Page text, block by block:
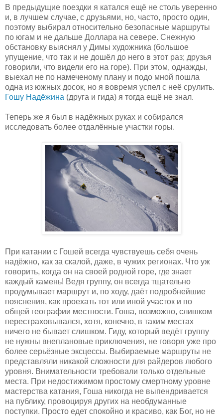
В предыдущие поездки я катался ещё не столь уверенно
и, в лучшем случае, с друзьями, но, часто, просто один,
поэтому выбирал относительно безопасные маршруты
по югам и не дальше Доллара на севере. Снежную
обстановку выяснял у Димы художника (большое
упущение, что так и не дошёл до него в этот раз; друзья
говорили, что видели его на горе). При этом, однажды,
выехал не по намеченому плану и подо мной пошла
одна из южных досок, но я вовремя успел с неё срулить.
Гошу Надёжина (друга и гида) я тогда ещё не знал.
Теперь же я был в надёжных руках и собирался
исследовать более отдалённые участки горы.
При катании с Гошей всегда чувствуешь себя очень
надёжно, как за скалой, даже, в чужих регионах. Что уж
говорить, когда он на своей родной горе, где знает
каждый камень! Ведя группу, он всегда тщательно
продумывает маршрут и, по ходу, даёт подробнейшие
пояснения, как проехать тот или иной участок и по
общей географии местности. Гоша, возможно, слишком
перестраховывался, хотя, конечно, в таким местах
ничего не бывает слишком. Гиду, который ведёт группу
не нужны внеплановые приключения, не говоря уже про
более серьёзные эксцессы. Выбираемые маршруты не
представляли никакой сложности для райдеров любого
уровня. Внимательности требовали только отдельные
места. При недостижимом простому смертному уровне
мастерства катания, Гоша никогда не выпендривается
на публику, провоцируя других на необдуманные
поступки. Просто едет спокойно и красиво, как Бог, но не